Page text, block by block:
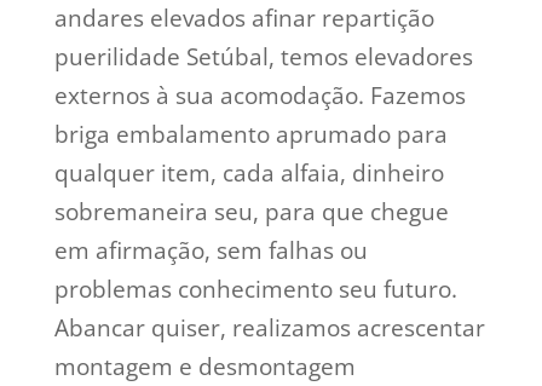
andares elevados afinar repartição
puerilidade Setúbal, temos elevadores
externos à sua acomodação. Fazemos
briga embalamento aprumado para
qualquer item, cada alfaia, dinheiro
sobremaneira seu, para que chegue
em afirmação, sem falhas ou
problemas conhecimento seu futuro.
Abancar quiser, realizamos acrescentar
montagem e desmontagem